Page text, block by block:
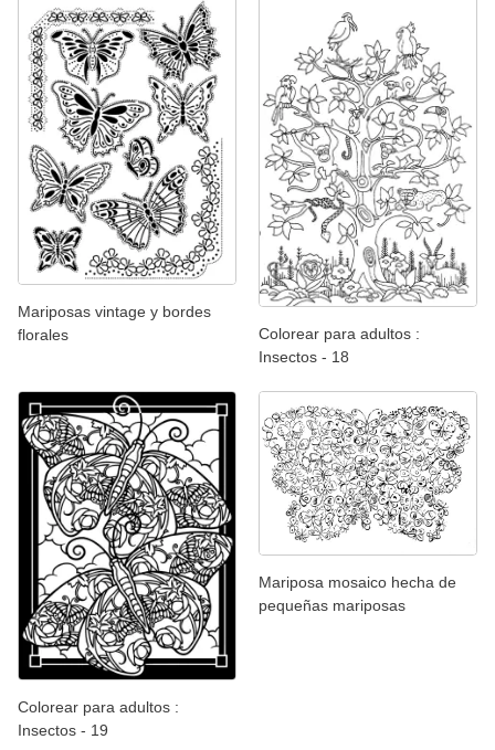
Mariposas vintage y bordes
florales
Colorear para adultos :
Insectos - 18
Colorear para adultos :
Insectos - 19
Mariposa mosaico hecha de
pequeñas mariposas